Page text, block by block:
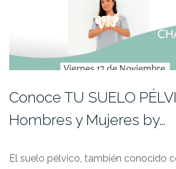
Conoce TU SUELO
Hombres y Mujeres by…
El suelo pélvico, también conocido